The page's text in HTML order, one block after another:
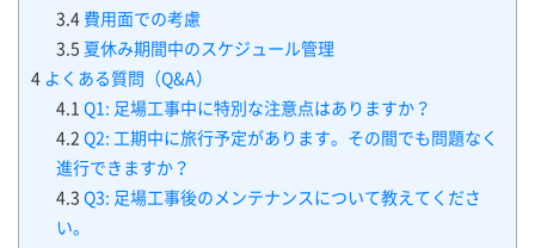
3.4 費用面での考慮
3.5 夏休み期間中のスケジュール管理
4 よくある質問（Q&A）
4.1 Q1: 足場工事中に特別な注意点はありますか？
4.2 Q2: 工期中に旅行予定があります。その間でも問題なく
進行できますか？
4.3 Q3: 足場工事後のメンテナンスについて教えてくださ
い。